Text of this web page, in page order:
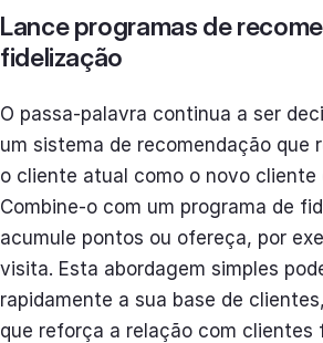
Lance programas de
fidelização
O passa-palavra continua a ser
um sistema de recomendação que
o cliente atual como o novo cliente
Combine-o com um programa de
acumule pontos ou ofereça, por
visita. Esta abordagem simples
rapidamente a sua base de
que reforça a relação com clientes